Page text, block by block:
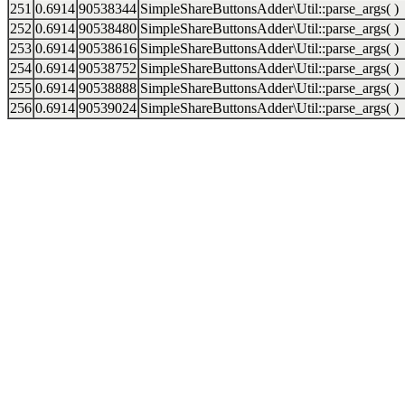
251 0.6914 90538344 SimpleShareButtonsAdder\Util::parse_args( )
252 0.6914 90538480 SimpleShareButtonsAdder\Util::parse_args( )
253 0.6914 90538616 SimpleShareButtonsAdder\Util::parse_args( )
254 0.6914 90538752 SimpleShareButtonsAdder\Util::parse_args( )
255 0.6914 90538888 SimpleShareButtonsAdder\Util::parse_args( )
256 0.6914 90539024 SimpleShareButtonsAdder\Util::parse_args( )